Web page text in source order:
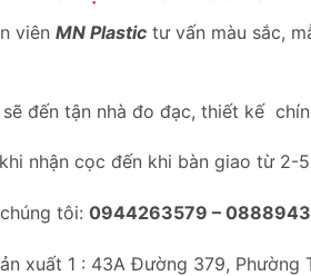
viên MN Plastic tư vấn màu sắc,
sẽ đến tận nhà đo đạc, thiết kế
nhận cọc đến khi bàn giao từ 2-
tôi: 0944263579 –
xuất 1 : 43A Đường 379, Phường